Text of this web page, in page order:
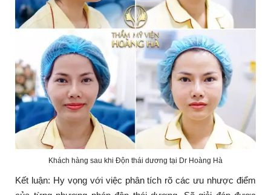
Khách hàng sau khi Độn thái dương tại Dr Hoàng Hà
Kết luận: Hy vọng với việc phân tích rõ các ưu nhược điểm